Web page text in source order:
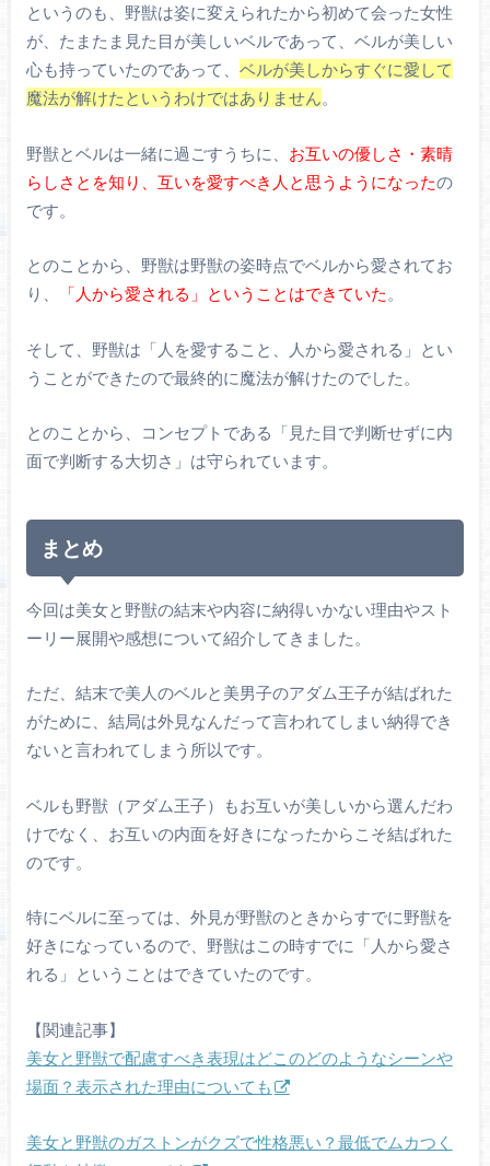
というのも、野獣は姿に変えられたから初めて会った女性
が、たまたま見た目が美しいベルであって、ベルが美しい
心も持っていたのであって、 ベルが美しからすぐに愛して
魔法が解けたというわけではありません。
野獣とベルは一緒に過ごすうちに、 お互いの優しさ・素晴
らしさとを知り、互いを愛すべき人と思うようになったの
です。
とのことから、野獣は野獣の姿時点でベルから愛されてお
り、
「人から愛される」ということはできていた 。
そして、野獣は「人を愛すること、人から愛される」とい
うことができたので最終的に魔法が解けたのでした。
とのことから、コンセプトである「見た目で判断せずに内
面で判断する大切さ」は守られています。
まとめ
今回は美女と野獣の結末や内容に納得いかない理由やスト
ーリー展開や感想について紹介してきました。
ただ、結末で美人のベルと美男子のアダム王子が結ばれた
がために、結局は外見なんだって言われてしまい納得でき
ないと言われてしまう所以です。
ベルも野獣（アダム王子）もお互いが美しいから選んだわ
けでなく、お互いの内面を好きになったからこそ結ばれた
のです。
特にベルに至っては、外見が野獣のときからすでに野獣を
好きになっているので、野獣はこの時すでに「人から愛さ
れる」ということはできていたのです。
【関連記事】
美女と野獣で配慮すべき表現はどこのどのようなシーンや
場面？表示された理由についても
美女と野獣のガストンがクズで性格悪い？最低でムカつく